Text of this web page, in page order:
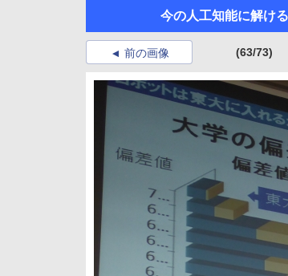
今の人工知能に解け
前の画像 (63/73)